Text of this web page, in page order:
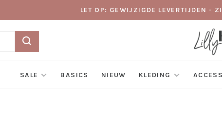
LET OP: GEWIJZIGDE LEVERTIJDEN -
SALE BASICS NIEUW KLEDING